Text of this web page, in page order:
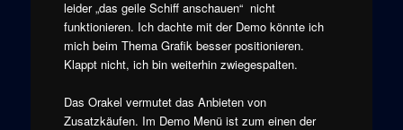
leider „das geile Schiff anschauen“ nicht
funktionieren. Ich dachte mit der Demo könnte ich
mich beim Thema Grafik besser positionieren.
Klappt nicht, ich bin weiterhin zwiegespalten.
Das Orakel vermutet das Anbieten von
Zusatzkäufen. Im Demo Menü ist zum einen der